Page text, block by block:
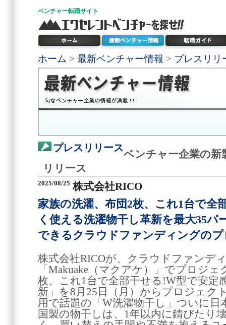
ベンチャー転職サイト
ホーム > 最新ベンチャー情報 > プレスリリ
プレスリリース
ベンチャー企業の新
リリース
2025/08/25 株式会社RICO
家族の洗濯、布団2枚、これ1台で全
く使える洗濯物干し革新を最大35パ
できるクラウドファンディングの
株式会社RICOが、クラウドファンデ
「Makuake（マクアケ）」でプロジ
枚、これ1台で全部干せる!W型で安定
新」を8月25日（月）からプロジェク
用で話題の「W洗濯物干し」ついに日
国製の物干しは、1年以内に錆びたり